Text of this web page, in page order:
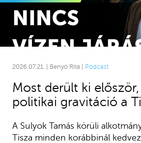
2026.07.21. | Benyó Rita | Podcast
Most derült ki
politikai gravitáció a
A Sulyok Tamás körüli
Tisza minden korábbinál